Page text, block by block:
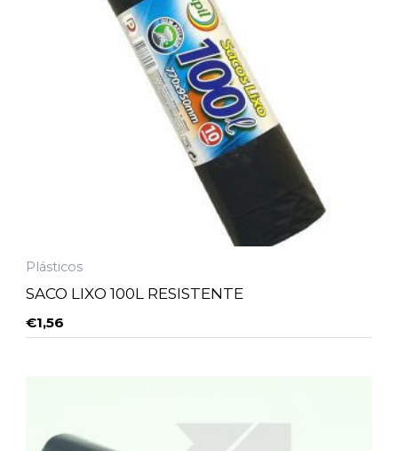
Plásticos
SACO LIXO 100L RESISTENTE
€1,56